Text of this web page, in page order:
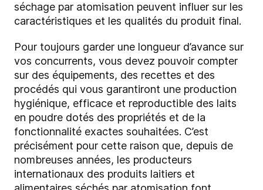
séchage par atomisation peuvent influer sur les
caractéristiques et les qualités du produit final.
Pour toujours garder une longueur d’avance sur
vos concurrents, vous devez pouvoir compter
sur des équipements, des recettes et des
procédés qui vous garantiront une production
hygiénique, efficace et reproductible des laits
en poudre dotés des propriétés et de la
fonctionnalité exactes souhaitées. C’est
précisément pour cette raison que, depuis de
nombreuses années, les producteurs
internationaux des produits laitiers et